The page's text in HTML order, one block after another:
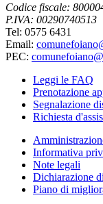
Codice fiscale:
P.IVA: 00290740513
Tel: 0575 6431
Email:
PEC:
Leggi le FAQ
Prenotazione
Segnalazione
Richiesta
Informativa
Note legali
Dichiarazione
Piano di